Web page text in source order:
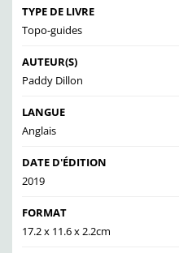
TYPE DE LIVRE
Topo-guides
AUTEUR(S)
Paddy Dillon
LANGUE
Anglais
DATE D'ÉDITION
2019
FORMAT
17.2 x 11.6 x 2.2cm